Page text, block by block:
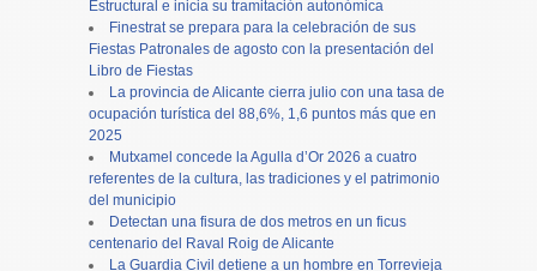
Estructural e inicia su tramitación autonómica
Finestrat se prepara para la celebración de sus
Fiestas Patronales de agosto con la presentación del
Libro de Fiestas
La provincia de Alicante cierra julio con una tasa de
ocupación turística del 88,6%, 1,6 puntos más que en
2025
Mutxamel concede la Agulla d’Or 2026 a cuatro
referentes de la cultura, las tradiciones y el patrimonio
del municipio
Detectan una fisura de dos metros en un ficus
centenario del Raval Roig de Alicante
La Guardia Civil detiene a un hombre en Torrevieja